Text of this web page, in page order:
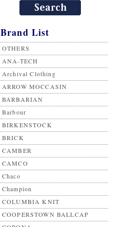
Brand List
OTHERS
ANA-TECH
Archival Clothing
ARROW MOCCASIN
BARBARIAN
Barbour
BIRKENSTOCK
BRICK
CAMBER
CAMCO
Chaco
Champion
COLUMBIA KNIT
COOPERSTOWN BALLCAP